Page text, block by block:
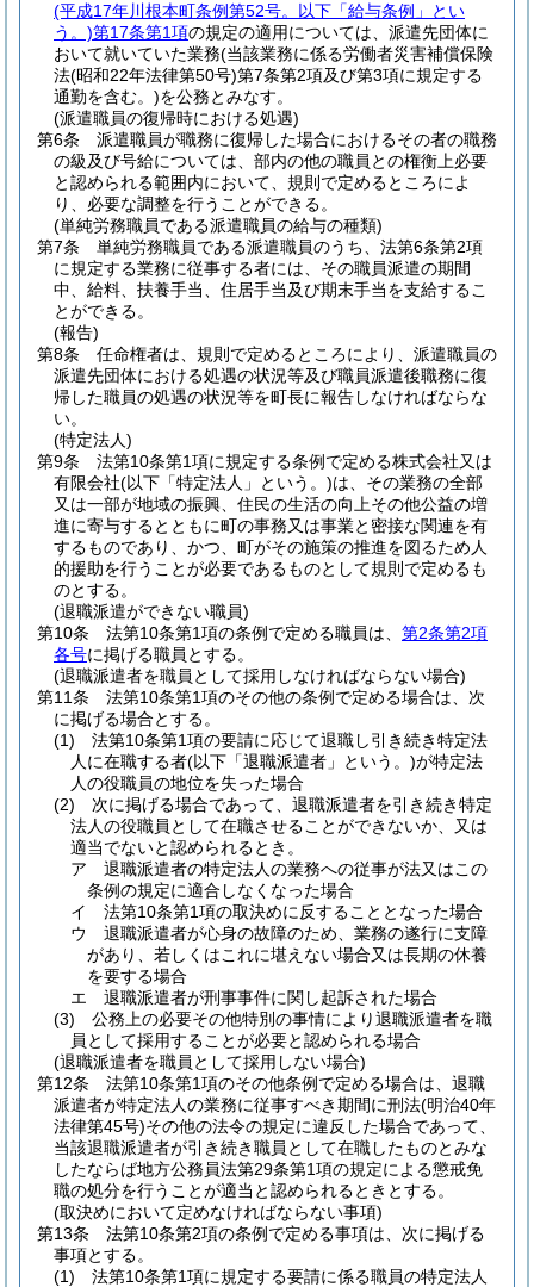
(平成17年川根本町条例第52号。以下「給与条例」とい
う。)第17条第1項の規定の適用については、派遣先団体に
おいて就いていた業務(当該業務に係る労働者災害補償保険
法(昭和22年法律第50号)第7条第2項及び第3項に規定する
通勤を含む。)を公務とみなす。
(派遣職員の復帰時における処遇)
第6条
派遣職員が職務に復帰した場合におけるその者の職務
の級及び号給については、部内の他の職員との権衡上必要
と認められる範囲内において、規則で定めるところによ
り、必要な調整を行うことができる。
(単純労務職員である派遣職員の給与の種類)
第7条
単純労務職員である派遣職員のうち、法第6条第2項
に規定する業務に従事する者には、その職員派遣の期間
中、給料、扶養手当、住居手当及び期末手当を支給するこ
とができる。
(報告)
第8条
任命権者は、規則で定めるところにより、派遣職員の
派遣先団体における処遇の状況等及び職員派遣後職務に復
帰した職員の処遇の状況等を町長に報告しなければならな
い。
(特定法人)
第9条
法第10条第1項に規定する条例で定める株式会社又は
有限会社(以下「特定法人」という。)は、その業務の全部
又は一部が地域の振興、住民の生活の向上その他公益の増
進に寄与するとともに町の事務又は事業と密接な関連を有
するものであり、かつ、町がその施策の推進を図るため人
的援助を行うことが必要であるものとして規則で定めるも
のとする。
(退職派遣ができない職員)
第10条
法第10条第1項の条例で定める職員は、 第2条第2項
各号に掲げる職員とする。
(退職派遣者を職員として採用しなければならない場合)
第11条
法第10条第1項のその他の条例で定める場合は、次
に掲げる場合とする。
(1)
法第10条第1項の要請に応じて退職し引き続き特定法
人に在職する者(以下「退職派遣者」という。)が特定法
人の役職員の地位を失った場合
(2)
次に掲げる場合であって、退職派遣者を引き続き特定
法人の役職員として在職させることができないか、又は
適当でないと認められるとき。
ア
退職派遣者の特定法人の業務への従事が法又はこの
条例の規定に適合しなくなった場合
イ
法第10条第1項の取決めに反することとなった場合
ウ
退職派遣者が心身の故障のため、業務の遂行に支障
があり、若しくはこれに堪えない場合又は長期の休養
を要する場合
エ
退職派遣者が刑事事件に関し起訴された場合
(3)
公務上の必要その他特別の事情により退職派遣者を職
員として採用することが必要と認められる場合
(退職派遣者を職員として採用しない場合)
第12条
法第10条第1項のその他条例で定める場合は、退職
派遣者が特定法人の業務に従事すべき期間に刑法(明治40年
法律第45号)その他の法令の規定に違反した場合であって、
当該退職派遣者が引き続き職員として在職したものとみな
したならば地方公務員法第29条第1項の規定による懲戒免
職の処分を行うことが適当と認められるときとする。
(取決めにおいて定めなければならない事項)
第13条
法第10条第2項の条例で定める事項は、次に掲げる
事項とする。
(1)
法第10条第1項に規定する要請に係る職員の特定法人